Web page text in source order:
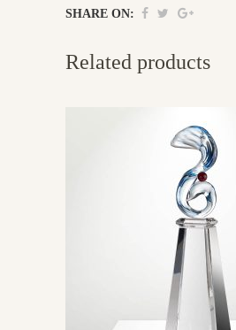
SHARE ON:
Related products